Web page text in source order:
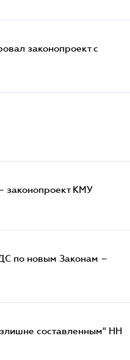
законопроект с
законопроект КМУ
по новым Законам –
составленным" НН